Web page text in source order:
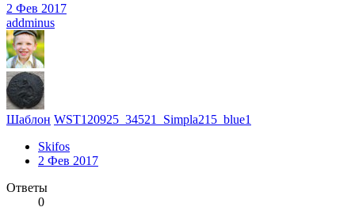
2 Фев 2017
addminus
Шаблон WST120925_34521_Simpla215_blue1
Skifos
2 Фев 2017
Ответы
0